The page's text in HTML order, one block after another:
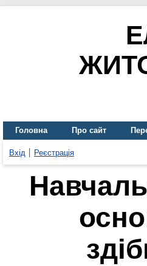
Головна Про сайт
Вхід Реєстрація